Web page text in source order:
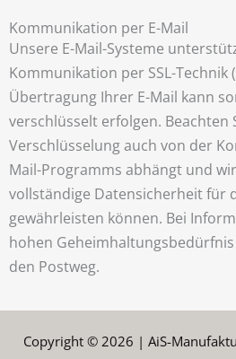
Kommunikation per E-Mail
Unsere E-Mail-Systeme
Kommunikation per SSL-Technik
Übertragung Ihrer E-Mail kann
verschlüsselt erfolgen. Beachten
Verschlüsselung auch von der
Mail-Programms abhängt und
vollständige Datensicherheit für
gewährleisten können. Bei
hohen
den Postweg.
Copyright © 2026 | AiS-